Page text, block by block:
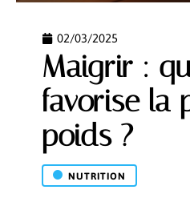
02/03/2025
Maigrir :
favorise la
poids ?
NUTRITION